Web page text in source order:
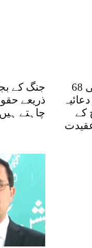
جنگ کے
ذریعے
چاہتے
میجر طفیل شہید کی 68
کے